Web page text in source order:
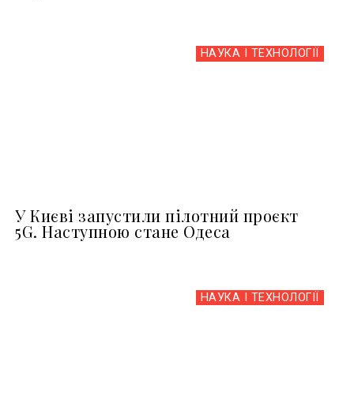
НАУКА І ТЕХНОЛОГІЇ
У Києві запустили пілотний проєкт
5G. Наступною стане Одеса
НАУКА І ТЕХНОЛОГІЇ